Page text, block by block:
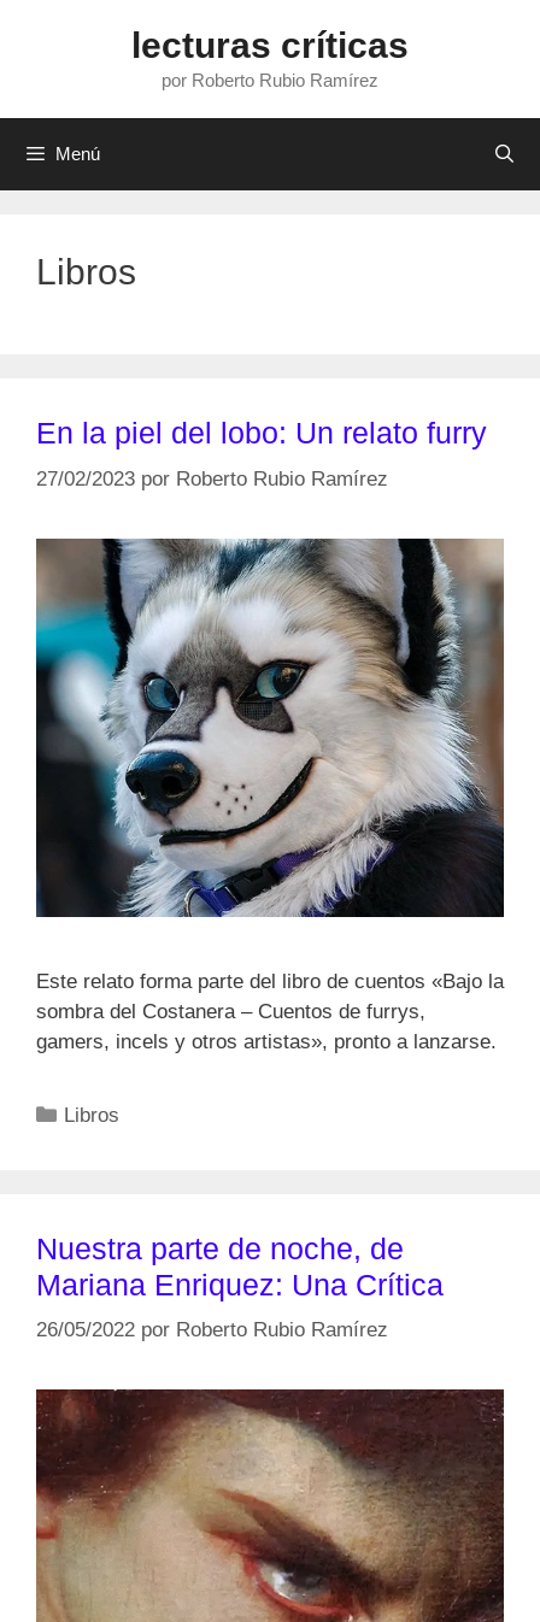
lecturas críticas
por Roberto Rubio Ramírez
Menú
Libros
En la piel del lobo: Un relato furry
27/02/2023 por Roberto Rubio Ramírez
Este relato forma parte del libro de cuentos «Bajo la
sombra del Costanera – Cuentos de furrys,
gamers, incels y otros artistas», pronto a lanzarse.
Categorías
Libros
Nuestra parte de noche, de
Mariana Enriquez: Una Crítica
26/05/2022 por Roberto Rubio Ramírez